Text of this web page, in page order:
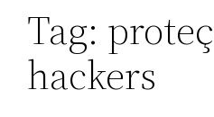
Tag:
hackers